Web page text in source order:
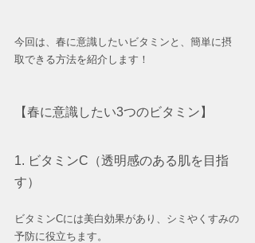
今回は、春に意識したいビタミンと、簡単に摂
取できる方法を紹介します！
【春に意識したい3つのビタミン】
1. ビタミンC（透明感のある肌を目指
す）
ビタミンCには美白効果があり、シミやくすみの
予防に役立ちます。